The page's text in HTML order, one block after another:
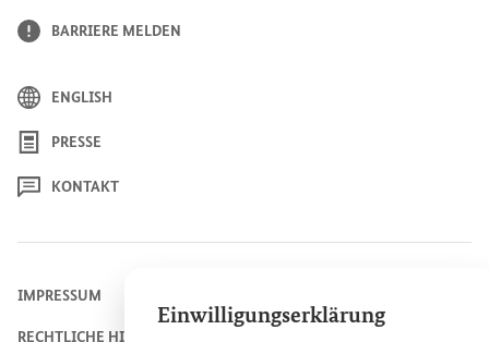
Einwilligungserklärung
BARRIERE MELDEN
ENGLISH
PRESSE
KONTAKT
IMPRESSUM
RECHTLICHE HINWEISE